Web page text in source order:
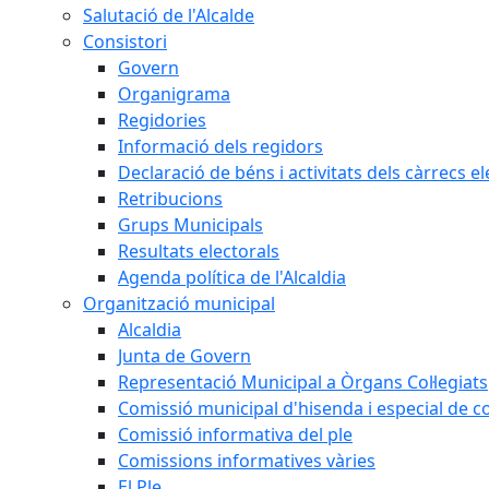
Salutació de l'Alcalde
Consistori
Govern
Organigrama
Regidories
Informació dels regidors
Declaració de béns i activitats dels càrrecs
Retribucions
Grups Municipals
Resultats electorals
Agenda política de l'Alcaldia
Organització municipal
Alcaldia
Junta de Govern
Representació Municipal a Òrgans Col·legiats
Comissió municipal d'hisenda i especial de
Comissió informativa del ple
Comissions informatives vàries